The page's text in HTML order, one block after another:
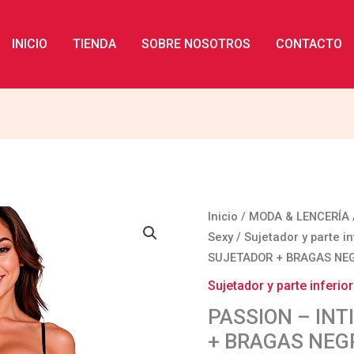
INICIO TIENDA SOBRE NOSOTROS CONTACTO
Inicio / MODA & LENCERÍA
Sexy/Sujetador y parte
SUJETADOR + BRAGAS
Sujetador y parte inferior
PASSION –
+ BRAGAS
PASSION
-
INTIMARI
SET
+
BRAGAS